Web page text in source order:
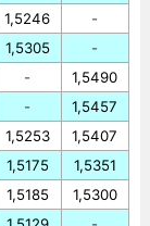
1,5246
1,5305
-
-
1,5253
1,5175
1,5185
-
-
1,5490
1,5457
1,5407
1,5351
1,5300